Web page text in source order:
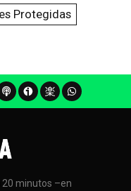
Protegidas
20 minutos –en